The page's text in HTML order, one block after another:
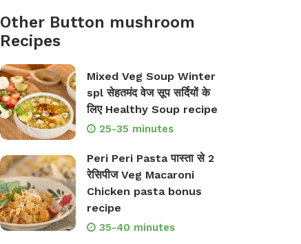
Other Button mushroom
Recipes
Mixed Veg Soup Winter
spl सेहतमंद वेज सूप सर्दियों के
लिए Healthy Soup recipe
25-35 minutes
Peri Peri Pasta पास्ता से 2
रेसिपीज Veg Macaroni
Chicken pasta bonus
recipe
35-40 minutes